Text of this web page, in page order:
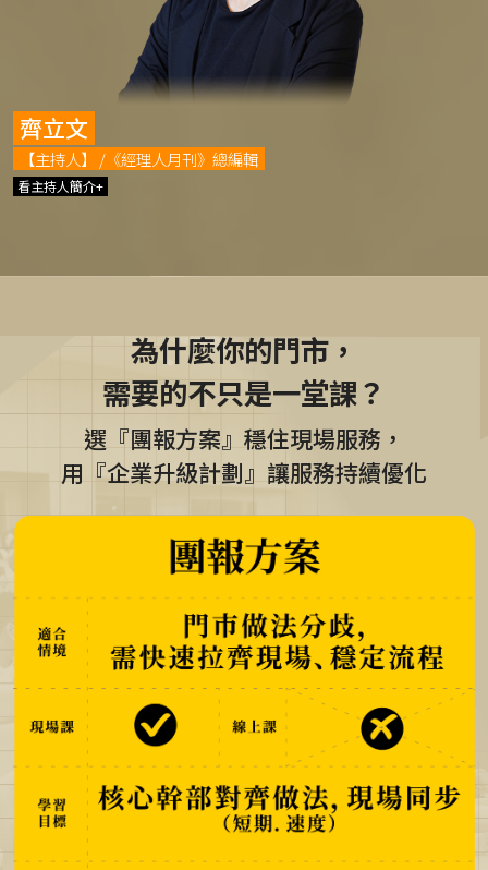
齊立文
【主持人】 /《經理人月刊》總編輯
看主持人簡介+
為什麼你的門市，
需要的不只是一堂課？
選『團報方案』穩住現場服務，
用『企業升級計劃』讓服務持續優化